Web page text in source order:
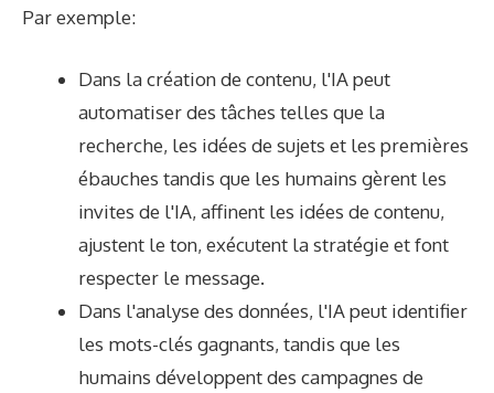
Par exemple:
Dans la création de contenu, l'IA peut
automatiser des tâches telles que la
recherche, les idées de sujets et les premières
ébauches tandis que les humains gèrent les
invites de l'IA, affinent les idées de contenu,
ajustent le ton, exécutent la stratégie et font
respecter le message.
Dans l'analyse des données, l'IA peut identifier
les mots-clés gagnants, tandis que les
humains développent des campagnes de